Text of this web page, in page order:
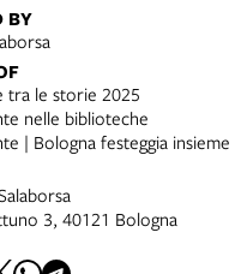
BY
tra le storie 2025
nelle biblioteche
| Bologna festeggia insieme
3, 40121 Bologna